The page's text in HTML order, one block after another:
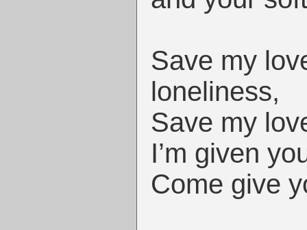
Save my
loneliness,
Save my
I’m given
Come give